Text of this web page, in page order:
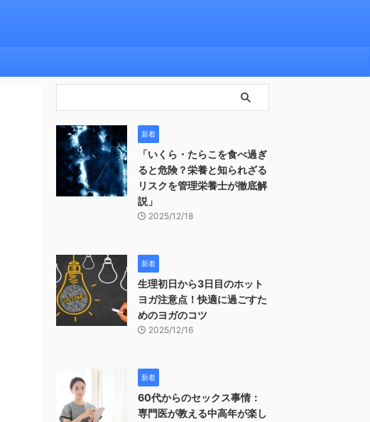
新着
「いくら・たらこを食べ過ぎ
ると危険？栄養と知られざる
リスクを管理栄養士が徹底解
説」
2025/12/18
新着
生理初日から3日目のホット
ヨガ注意点！快適に過ごすた
めのヨガのコツ
2025/12/16
新着
60代からのセックス事情：
専門医が教える中高年が楽し